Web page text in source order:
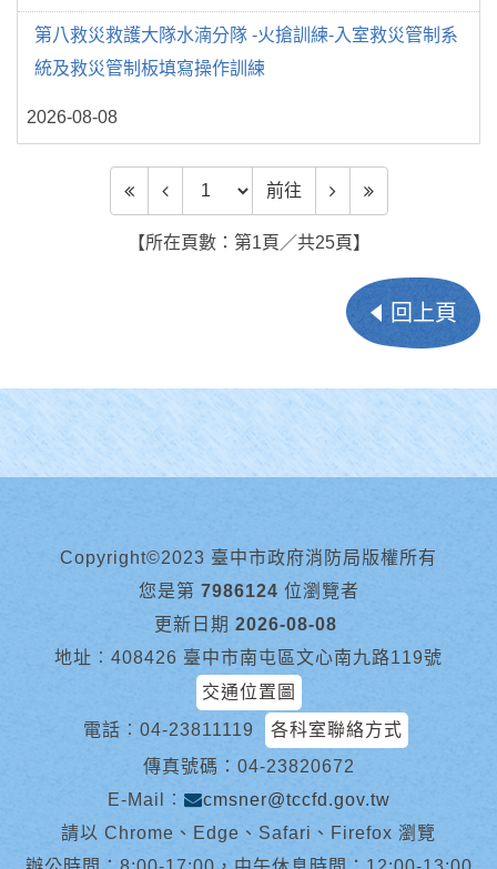
第八救災救護大隊水湳分隊 -火搶訓練-入室救災管制系
統及救災管制板填寫操作訓練
2026-08-08
前往頁數 前往
【所在頁數：第1頁／共25頁】
回上頁
Copyright©2023 臺中市政府消防局版權所有
您是第 7986124 位瀏覽者
更新日期 2026-08-08
地址︰408426 臺中市南屯區文心南九路119號
交通位置圖
電話︰ 04-23811119
各科室聯絡方式
傳真號碼：04-23820672
E-Mail︰
cmsner@tccfd.gov.tw
請以 Chrome、Edge、Safari、Firefox 瀏覽